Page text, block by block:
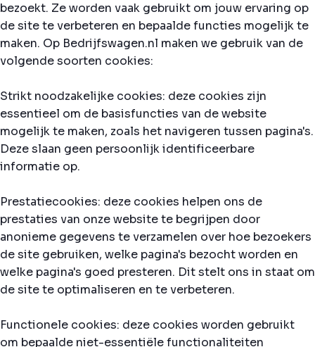
bezoekt. Ze worden vaak gebruikt om jouw ervaring op
de site te verbeteren en bepaalde functies mogelijk te
maken. Op Bedrijfswagen.nl maken we gebruik van de
volgende soorten cookies:
Strikt noodzakelijke cookies: deze cookies zijn
essentieel om de basisfuncties van de website
mogelijk te maken, zoals het navigeren tussen pagina's.
Deze slaan geen persoonlijk identificeerbare
informatie op.
Prestatiecookies: deze cookies helpen ons de
prestaties van onze website te begrijpen door
anonieme gegevens te verzamelen over hoe bezoekers
de site gebruiken, welke pagina's bezocht worden en
welke pagina's goed presteren. Dit stelt ons in staat om
de site te optimaliseren en te verbeteren.
Functionele cookies: deze cookies worden gebruikt
om bepaalde niet-essentiële functionaliteiten